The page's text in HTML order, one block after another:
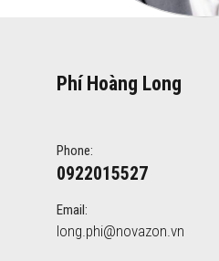
Phí Hoàng Long
Phone:
0922015527
Email:
long.phi@novazon.vn